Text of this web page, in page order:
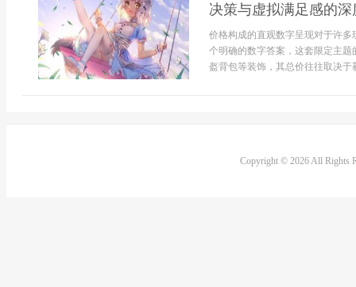
决策与虚拟满足感的深
价格构成的直观数字呈现对于许
个明确的数字答案，这套限定主
盔背包等装饰，其总价往往取决于
Copyright © 2026 All Rights